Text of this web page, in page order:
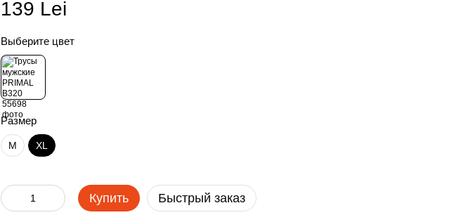
139 Lei
Выберите цвет
Размер
M XL
Купить Быстрый заказ